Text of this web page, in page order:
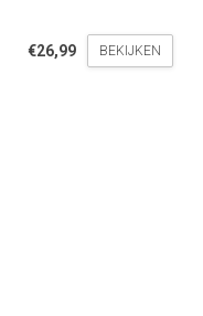
€26,99 BEKIJKEN